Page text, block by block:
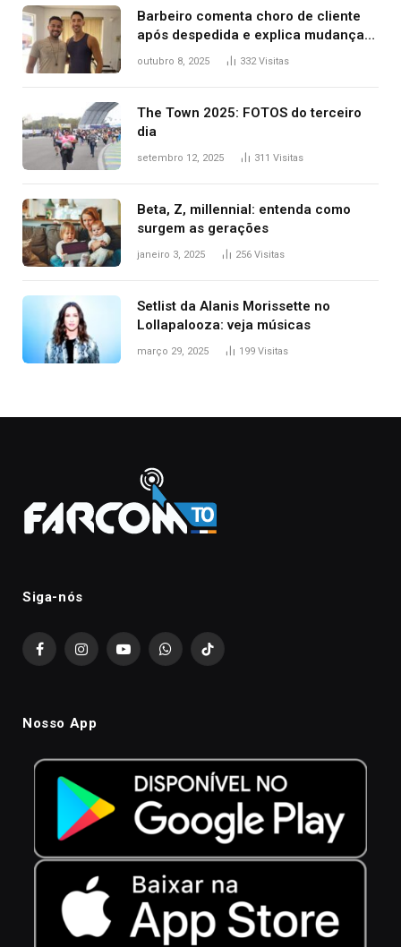
Barbeiro comenta choro de cliente
após despedida e explica mudança
para o TO: ‘Não esperava atingir
outubro 8, 2025 332Visitas
The Town 2025: FOTOS do terceiro
dia
setembro 12, 2025 311 Visitas
Beta, Z, millennial: entenda como
surgem as gerações
janeiro 3, 2025 256 Visitas
Setlist da Alanis Morissette no
Lollapalooza: veja músicas
março 29, 2025 199 Visitas
Siga-nós
FacebookInstagramYouTubeWhatsAppTikTok
Nosso App